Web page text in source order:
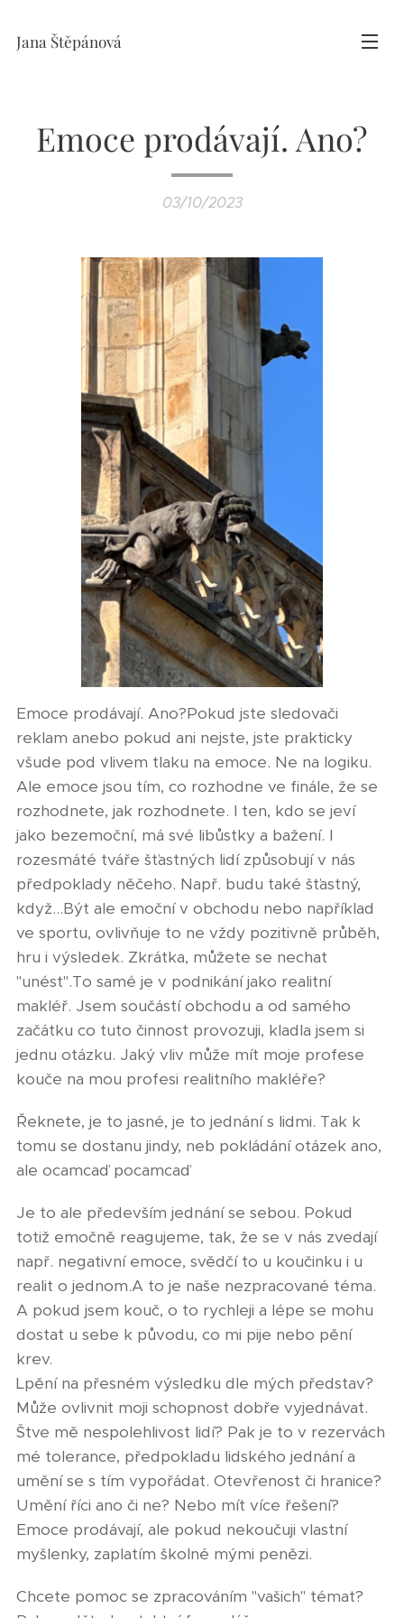
Jana Štěpánová
Emoce prodávají. Ano?
03/10/2023
Emoce prodávají. Ano?Pokud jste sledovači
reklam anebo pokud ani nejste, jste prakticky
všude pod vlivem tlaku na emoce. Ne na logiku.
Ale emoce jsou tím, co rozhodne ve finále, že se
rozhodnete, jak rozhodnete. I ten, kdo se jeví
jako bezemoční, má své libůstky a bažení. I
rozesmáté tváře šťastných lidí způsobují v nás
předpoklady něčeho. Např. budu také šťastný,
když…Být ale emoční v obchodu nebo například
ve sportu, ovlivňuje to ne vždy pozitivně průběh,
hru i výsledek. Zkrátka, můžete se nechat
"unést".To samé je v podnikání jako realitní
makléř. Jsem součástí obchodu a od samého
začátku co tuto činnost provozuji, kladla jsem si
jednu otázku. Jaký vliv může mít moje profese
kouče na mou profesi realitního makléře?
Řeknete, je to jasné, je to jednání s lidmi. Tak k
tomu se dostanu jindy, neb pokládání otázek ano,
ale ocamcaď pocamcaď ☺️
Je to ale především jednání se sebou. Pokud
totiž emočně reagujeme, tak, že se v nás zvedají
např. negativní emoce, svědčí to u koučinku i u
realit o jednom.A to je naše nezpracované téma.
A pokud jsem kouč, o to rychleji a lépe se mohu
dostat u sebe k původu, co mi pije nebo pění
krev.
Lpění na přesném výsledku dle mých představ?
Může ovlivnit moji schopnost dobře vyjednávat.
Štve mě nespolehlivost lidí? Pak je to v rezervách
mé tolerance, předpokladu lidského jednání a
umění se s tím vypořádat. Otevřenost či hranice?
Umění říci ano či ne? Nebo mít více řešení?
Emoce prodávají, ale pokud nekoučuji vlastní
myšlenky, zaplatím školné mými penězi.
Chcete pomoc se zpracováním "vašich" témat?